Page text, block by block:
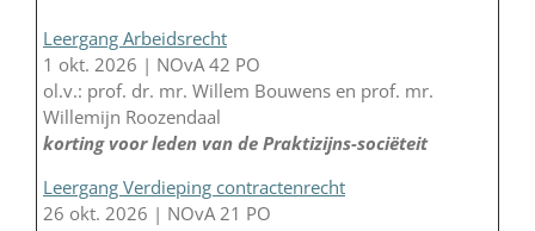
Leergang Arbeidsrecht
1 okt. 2026 | NOvA 42 PO
ol.v.: prof. dr. mr. Willem Bouwens en prof. mr.
Willemijn Roozendaal
korting voor leden van de Praktizijns-sociëteit
Leergang Verdieping contractenrecht
26 okt. 2026 | NOvA 21 PO